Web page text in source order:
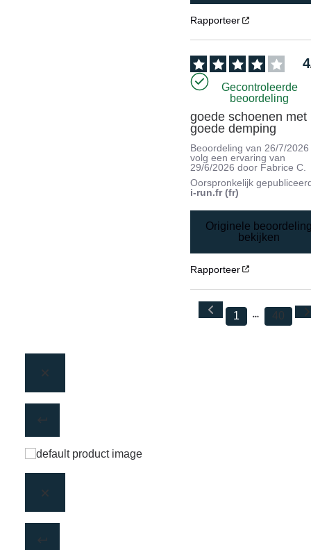
Rapporteer
4
Gecontroleerde
beoordeling
goede schoenen met
goede demping
Beoordeling van26/7/2026
volg een ervaring van
29/6/2026 door Fabrice C.
Oorspronkelijk
i-run.fr (fr)
Originele
bekijken
Rapporteer
1 40